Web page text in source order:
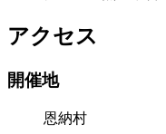
アクセス
開催地
恩納村